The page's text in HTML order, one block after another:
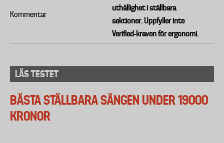
Kommentar
uthållighet i ställbara
sektioner. Uppfyller inte
Verified-kraven för ergonomi.
LÄS TESTET
BÄSTA STÄLLBARA SÄNGEN UNDER 19000
KRONOR